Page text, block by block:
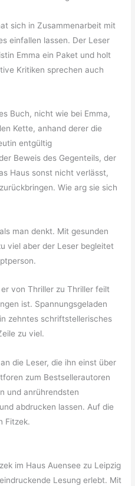
sich in Zusammenarbeit mit
einfallen lassen. Der Leser
Emma ein Paket und holt
Kritiken sprechen auch
Buch, nicht wie bei Emma,
Kette, anhand derer die
entgültig
Beweis des Gegenteils, der
Haus sonst nicht verlässt,
Wie arg sie sich
man denkt. Mit gesunden
viel aber der Leser begleitet
von Thriller zu Thriller feilt
ist. Spannungsgeladen
zehntes schriftstellerisches
zu viel.
die Leser, die ihn einst über
zum Bestsellerautoren
und anrührendsten
abdrucken lassen. Auf die
Fitzek.
im Haus Auensee zu Leipzig
Lesung erlebt. Mit